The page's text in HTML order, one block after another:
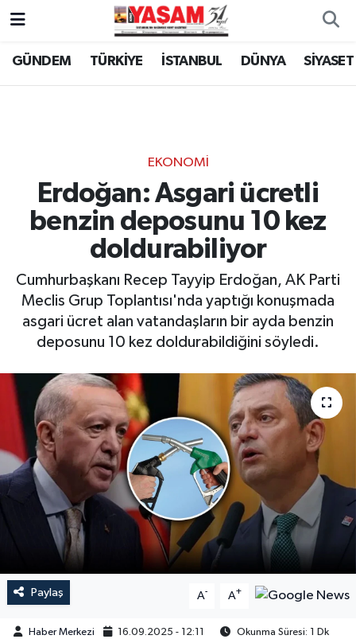
GÜNDEM TÜRKİYE İSTANBUL DÜNYA SİYASET
EKONOMİ
Erdoğan: Asgari ücretli
benzin deposunu 10 kez
doldurabiliyor
Cumhurbaşkanı Recep Tayyip Erdoğan, AK Parti
Meclis Grup Toplantısı'nda yaptığı konuşmada
asgari ücret alan vatandaşların bir ayda benzin
deposunu 10 kez doldurabildiğini söyledi.
Paylaş A- A+
Haber Merkezi 16.09.2025 - 12:11 Okunma Süresi: 1 Dk